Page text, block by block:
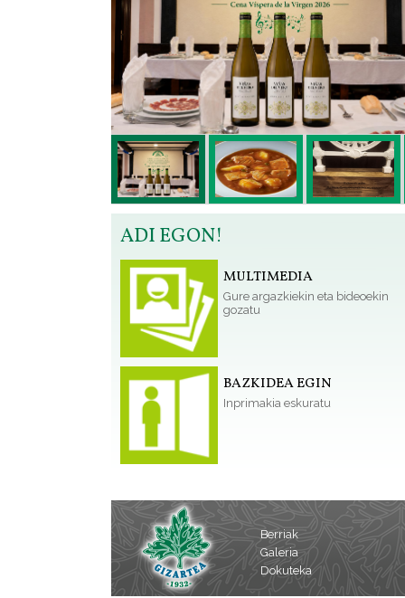
ADI EGON!
MULTIMEDIA
Gure argazkiekin eta bideoekin
gozatu
BAZKIDEA EGIN
Inprimakia eskuratu
Berriak
Galeria
Dokuteka